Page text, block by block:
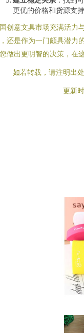
更优的价格和货源支持
创意文具市场充满活力
还是作为一门颇具潜力
做出更明智的决策，在
如若转载，请注明出
更新